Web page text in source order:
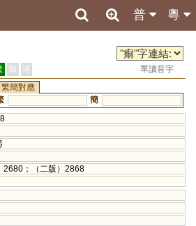
粵
普
簡 港
單讀音字
繁簡對應
簡
2680；（二版）2868